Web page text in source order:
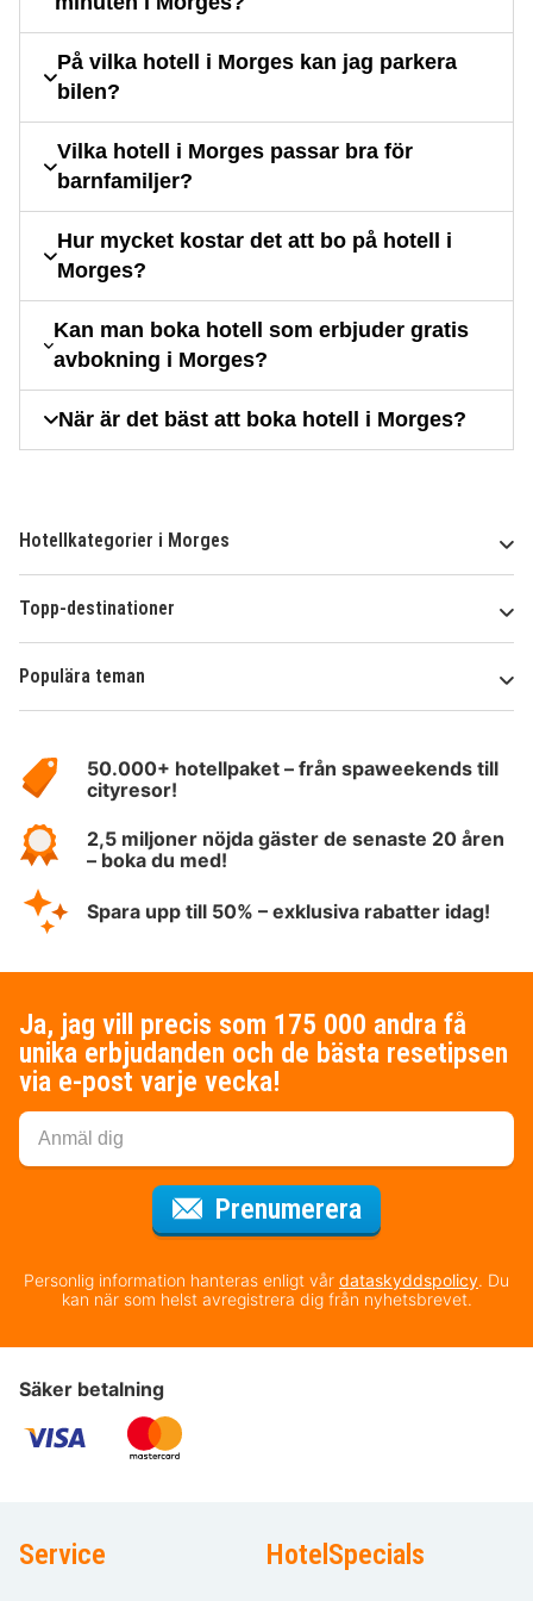
På vilka hotell i Morges kan jag parkera
bilen?
Vilka hotell i Morges passar bra för
barnfamiljer?
Hur mycket kostar det att bo på hotell i
Morges?
Kan man boka hotell som erbjuder gratis
avbokning i Morges?
När är det bäst att boka hotell i Morges?
Hotellkategorier i Morges
Topp-destinationer
Populära teman
HotelSpecials50.000+ hotellpaket – från spaweekends till
cityresor!
2,5 miljoner nöjda gäster de senaste 20 åren
– boka du med!
Spara upp till 50% – exklusiva rabatter idag!
Ja, jag vill precis som 175 000 andra få
unika erbjudanden och de bästa resetipsen
via e-post varje vecka!
Prenumerera
Personlig information hanteras enligt vår dataskyddspolicy. Du
kan när som helst avregistrera dig från nyhetsbrevet.
Säker betalning
Service HotelSpecials